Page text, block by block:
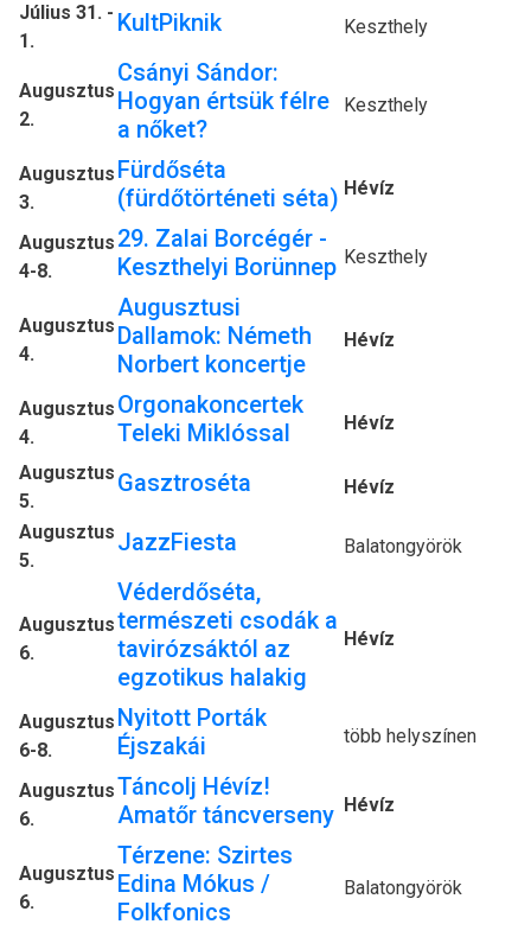
Július 31. -
1.
KultPiknik Keszthely
Augusztus
2.
Csányi Sándor:
Hogyan értsük félre
a nőket?
Keszthely
Augusztus
3.
Fürdőséta
(fürdőtörténeti séta) Hévíz
Augusztus
4-8.
29. Zalai Borcégér -
Keszthelyi Borünnep Keszthely
Augusztus
4.
Augusztusi
Dallamok: Németh
Norbert koncertje
Hévíz
Augusztus
4.
Orgonakoncertek
Teleki Miklóssal
Hévíz
Augusztus
5.
Gasztroséta
Hévíz
Augusztus
5.
JazzFiesta Balatongyörök
Augusztus
6.
Véderdőséta,
természeti csodák a
tavirózsáktól az
egzotikus halakig
Hévíz
Augusztus
6-8.
Nyitott Porták
Éjszakái
több helyszínen
Augusztus
6.
Táncolj Hévíz!
Amatőr táncverseny Hévíz
Augusztus
6.
Térzene: Szirtes
Edina Mókus /
Folkfonics
Balatongyörök